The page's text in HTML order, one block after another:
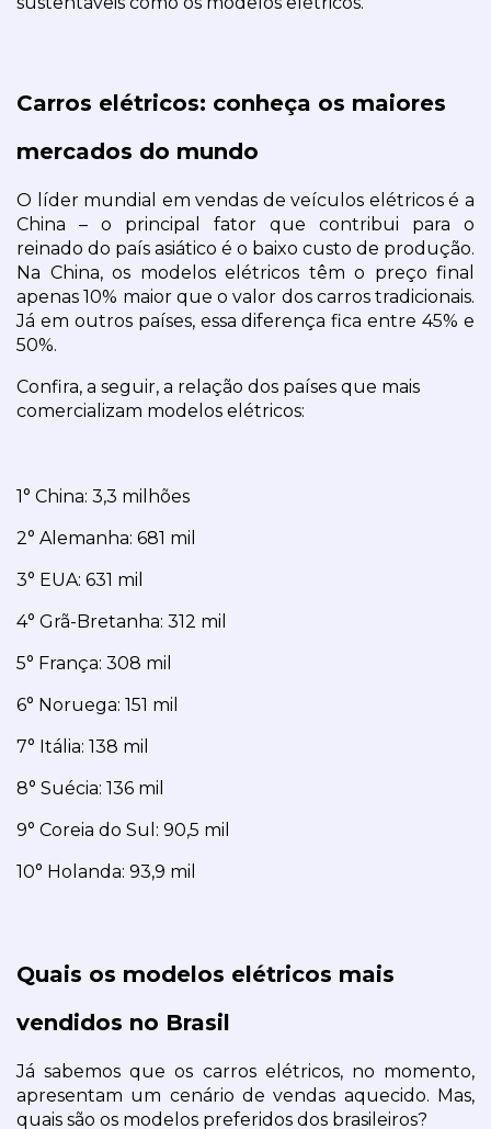
Carros elétricos: conheça os maiores
mercados do mundo
O líder mundial em vendas de veículos elétricos é a
China – o principal fator que contribui para o
reinado do país asiático é o baixo custo de produção.
Na China, os modelos elétricos têm o preço final
apenas 10% maior que o valor dos carros tradicionais.
Já em outros países, essa diferença fica entre 45% e
50%.
Confira, a seguir, a relação dos países que mais
comercializam modelos elétricos:
1° China: 3,3 milhões
2° Alemanha: 681 mil
3° EUA: 631 mil
4° Grã-Bretanha: 312 mil
5° França: 308 mil
6° Noruega: 151 mil
7° Itália: 138 mil
8° Suécia: 136 mil
9° Coreia do Sul: 90,5 mil
10° Holanda: 93,9 mil
Quais os modelos elétricos mais
vendidos no Brasil
Já sabemos que os carros elétricos, no momento,
apresentam um cenário de vendas aquecido. Mas,
quais são os modelos preferidos dos brasileiros?